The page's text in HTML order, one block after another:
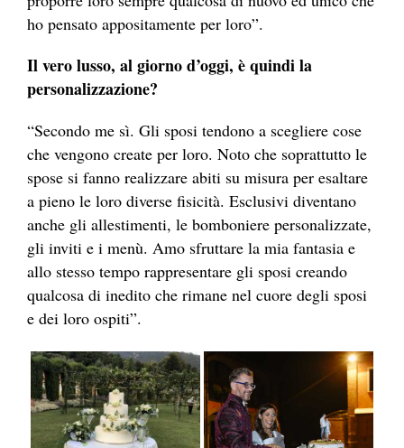
ho pensato appositamente per loro”.
Il vero lusso, al giorno d’oggi, è quindi la
personalizzazione?
“Secondo me sì. Gli sposi tendono a scegliere cose
che vengono create per loro. Noto che soprattutto le
spose si fanno realizzare abiti su misura per esaltare
a pieno le loro diverse fisicità. Esclusivi diventano
anche gli allestimenti, le bomboniere personalizzate,
gli inviti e i menù. Amo sfruttare la mia fantasia e
allo stesso tempo rappresentare gli sposi creando
qualcosa di inedito che rimane nel cuore degli sposi
e dei loro ospiti”.